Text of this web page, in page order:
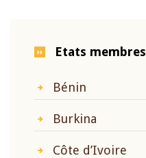
Etats membres
Bénin
Burkina
Côte d’Ivoire